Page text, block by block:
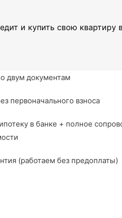
и купить свою
двум документам
первоначального взноса
в банке + полное
(работаем без предоплаты)